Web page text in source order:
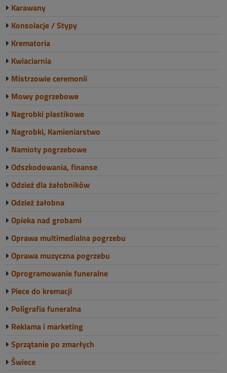
Karawany
Konsolacje / Stypy
Krematoria
Kwiaciarnia
Mistrzowie ceremonii
Mowy pogrzebowe
Nagrobki plastikowe
Nagrobki, Kamieniarstwo
Namioty pogrzebowe
Odszkodowania, finanse
Odzież dla żałobników
Odzież żałobna
Opieka nad grobami
Oprawa multimedialna pogrzebu
Oprawa muzyczna pogrzebu
Oprogramowanie funeralne
Piece do kremacji
Poligrafia funeralna
Reklama i marketing
Sprzątanie po zmarłych
Świece